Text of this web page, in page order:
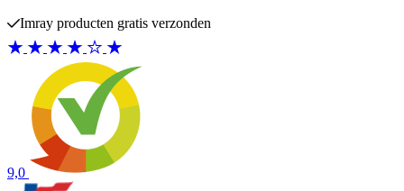
Op voorraad = Werkdagen voor 16:00 besteld – zelfde
verzonden
9,0